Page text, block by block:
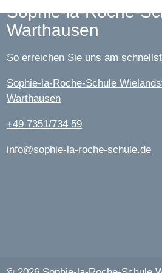
Sophie-la-Roche-
Warthausen
So erreichen Sie uns am
Sophie-la-Roche-Schule
Warthausen
+49 7351/734 59
info@sophie-la-roche-schule.de